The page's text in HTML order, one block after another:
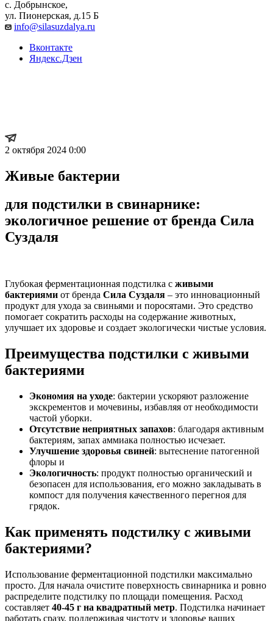
с. Добрынское,
ул. Пионерская, д.15 Б
info@silasuzdalya.ru
Вконтакте
Яндекс.Дзен
2 октября 2024 0:00
Живые бактерии
для подстилки в свинарнике:
экологичное решение от бренда Сила
Суздаля
Глубокая ферментационная подстилка с живыми
бактериями от бренда Сила Суздаля – это инновационный
продукт для ухода за свиньями и поросятами. Это средство
помогает сократить расходы на содержание животных,
улучшает их здоровье и создает экологически чистые условия.
Преимущества подстилки с живыми
бактериями
Экономия на уходе: бактерии ускоряют разложение
экскрементов и мочевины, избавляя от необходимости
частой уборки.
Отсутствие неприятных запахов: благодаря активным
бактериям, запах аммиака полностью исчезает.
Улучшение здоровья свиней: вытеснение патогенной
флоры и
Экологичность: продукт полностью органический и
безопасен для использования, его можно закладывать в
компост для получения качественного перегноя для
грядок.
Как применять подстилку с живыми
бактериями?
Использование ферментационной подстилки максимально
просто. Для начала очистите поверхность свинарника и ровно
распределите подстилку по площади помещения. Расход
составляет 40-45 г на квадратный метр. Подстилка начинает
работать сразу, поддерживая чистоту и здоровье ваших